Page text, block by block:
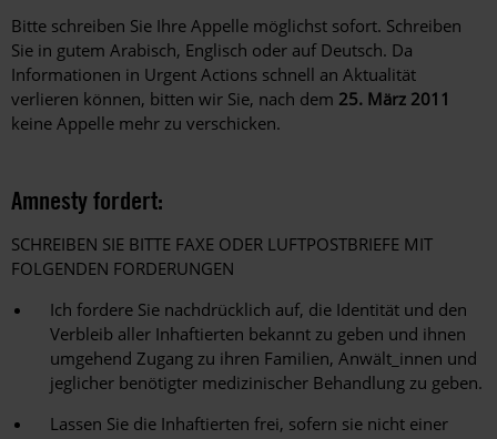
Bitte schreiben Sie Ihre Appelle möglichst sofort. Schreiben
Sie in gutem Arabisch, Englisch oder auf Deutsch. Da
Informationen in Urgent Actions schnell an Aktualität
verlieren können, bitten wir Sie, nach dem 25. März 2011
keine Appelle mehr zu verschicken.
Amnesty fordert:
SCHREIBEN SIE BITTE FAXE ODER LUFTPOSTBRIEFE MIT
FOLGENDEN FORDERUNGEN
Ich fordere Sie nachdrücklich auf, die Identität und den
Verbleib aller Inhaftierten bekannt zu geben und ihnen
umgehend Zugang zu ihren Familien, Anwält_innen und
jeglicher benötigter medizinischer Behandlung zu geben.
Lassen Sie die Inhaftierten frei, sofern sie nicht einer